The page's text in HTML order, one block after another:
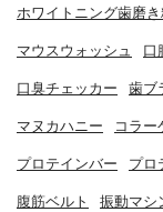
ホワイトニング歯磨
マウスウォッシュ 口
口臭チェッカー 歯ブ
マヌカハニー コラー
プロテインバー プロ
腹筋ベルト 振動マシ